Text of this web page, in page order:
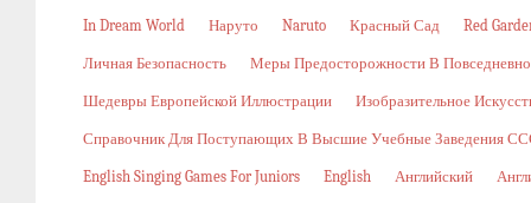
In Dream World Наруто Naruto Красный Сад Red
Личная Безопасность Меры Предосторожности В
Шедевры Европейской Иллюстрации Изобразительное
Справочник Для Поступающих В Высшие Учебные Заведения
English Singing Games For Juniors English Английский